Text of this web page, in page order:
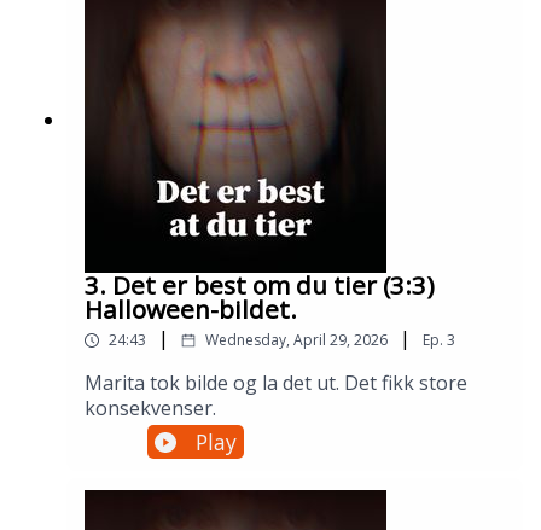
3. Det er best om du tier (3:3)
Halloween-bildet.
24:43 | Wednesday, April 29, 2026 | Ep. 3
Marita tok bilde og la det ut. Det fikk store
konsekvenser.
Play